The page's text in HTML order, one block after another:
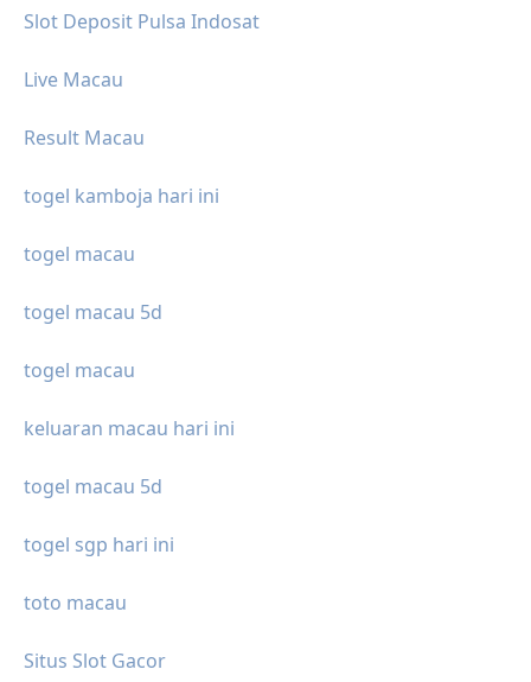
Slot Deposit Pulsa Indosat
Live Macau
Result Macau
togel kamboja hari ini
togel macau
togel macau 5d
togel macau
keluaran macau hari ini
togel macau 5d
togel sgp hari ini
toto macau
Situs Slot Gacor